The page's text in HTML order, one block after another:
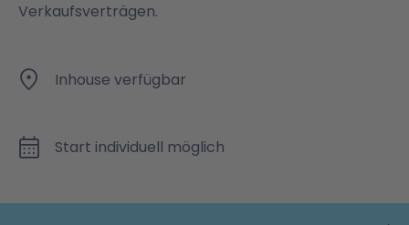
Verkaufsverträgen.
Inhouse verfügbar
Start individuell möglich